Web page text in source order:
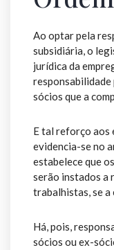
Ao optar pela
subsidiária, o
jurídica da
responsabilidade
sócios que a
E tal reforço aos
evidencia-se no
estabelece que
serão instados a
trabalhistas, se a
Há, pois,
sócios ou ex-